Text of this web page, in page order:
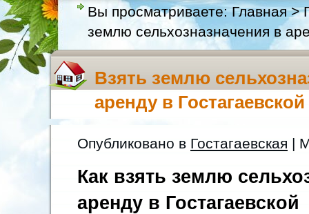
Вы просматриваете:Главная>
землю сельхозназначения в
Взять землю
аренду в Гостагаевской
Опубликовано в Гостагаевская |
Как взять землю
аренду в Гостагаевской